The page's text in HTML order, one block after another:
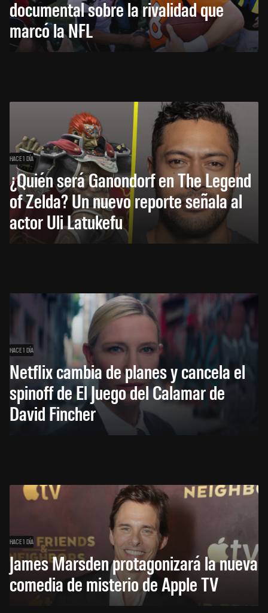
documental sobre la rivalidad que
marcó la NFL
HACE 1 DÍA
¿Quién será Ganondorf en The Legend
of Zelda? Un nuevo reporte señala al
actor Uli Latukefu
HACE 1 DÍA
Netflix cambia de planes y cancela el
spinoff de El Juego del Calamar de
David Fincher
HACE 1 DÍA
James Marsden protagonizará la nueva
comedia de misterio de Apple TV